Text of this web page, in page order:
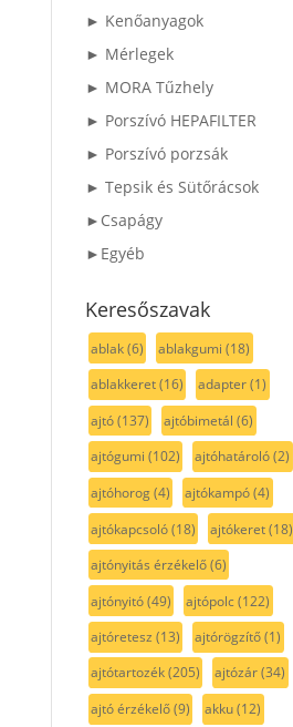
► Kenőanyagok
► Mérlegek
► MORA Tűzhely
► Porszívó HEPAFILTER
► Porszívó porzsák
► Tepsik és Sütőrácsok
►Csapágy
►Egyéb
Keresőszavak
ablak(6) ablakgumi (18)
ablakkeret(16) adapter(1)
ajtó(137) ajtóbimetál (6)
ajtógumi (102) ajtóhatároló(2)
ajtóhorog(4) ajtókampó(4)
ajtókapcsoló(18) ajtókeret(18)
ajtónyitás érzékelő(6)
ajtónyitó(49) ajtópolc(122)
ajtóretesz (13) ajtórögzítő(1)
ajtótartozék(205) ajtózár(34)
ajtó érzékelő(9) akku(12)